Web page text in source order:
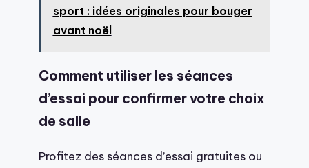
sport : idées originales pour bouger
avant noël
Comment utiliser les séances
d’essai pour confirmer votre choix
de salle
Profitez des séances d’essai gratuites ou